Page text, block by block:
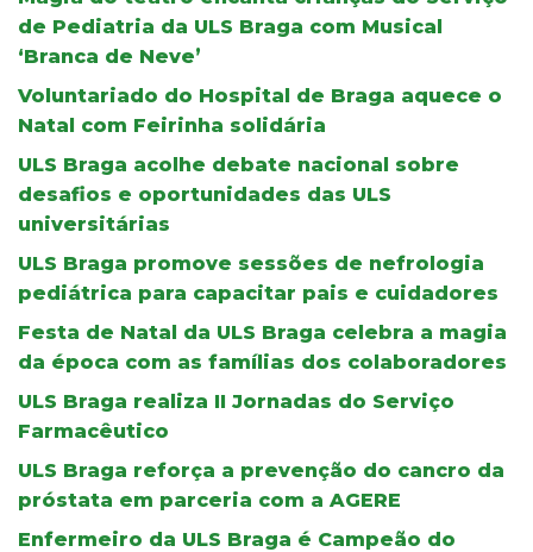
de Pediatria da ULS Braga com Musical
‘Branca de Neve’
Voluntariado do Hospital de Braga aquece o
Natal com Feirinha solidária
ULS Braga acolhe debate nacional sobre
desafios e oportunidades das ULS
universitárias
ULS Braga promove sessões de nefrologia
pediátrica para capacitar pais e cuidadores
Festa de Natal da ULS Braga celebra a magia
da época com as famílias dos colaboradores
ULS Braga realiza II Jornadas do Serviço
Farmacêutico
ULS Braga reforça a prevenção do cancro da
próstata em parceria com a AGERE
Enfermeiro da ULS Braga é Campeão do